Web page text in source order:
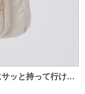
ッと持って行ける
思っていたのだけ